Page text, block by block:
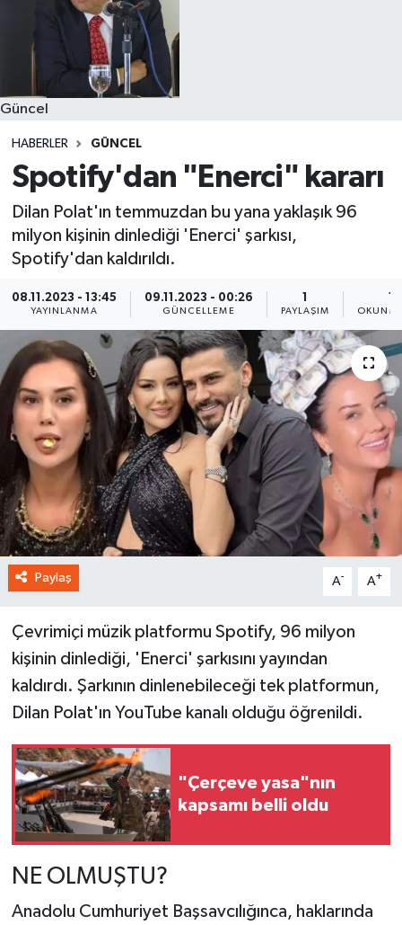
Güncel
HABERLER GÜNCEL
Spotify'dan "Enerci" kararı
Dilan Polat'ın temmuzdan bu yana yaklaşık 96
milyon kişinin dinlediği 'Enerci' şarkısı,
Spotify'dan kaldırıldı.
08.11.2023 - 13:45
YAYINLANMA
09.11.2023 - 00:26
GÜNCELLEME
1
PAYLAŞIM
1
Paylaş A- A+
Çevrimiçi müzik platformu Spotify, 96 milyon
kişinin dinlediği, 'Enerci' şarkısını yayından
kaldırdı. Şarkının dinlenebileceği tek platformun,
Dilan Polat'ın YouTube kanalı olduğu öğrenildi.
"Çerçeve yasa"nın
kapsamı belli oldu
NE OLMUŞTU?
Anadolu Cumhuriyet Başsavcılığınca, haklarında